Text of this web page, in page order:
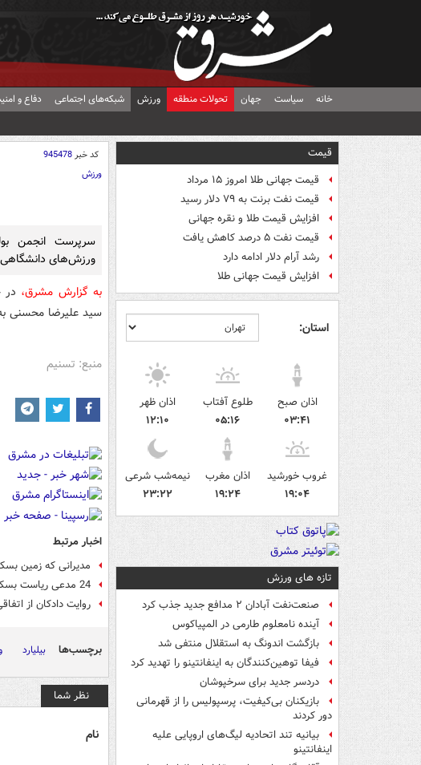
خانه سیاست جهان تحولات منطقه ورزش شبکه‌های اجتماعی دفاع و
قیمت
قیمت جهانی طلا امروز ۱۵ مرداد
قیمت نفت برنت به ۷۹ دلار رسید
افزایش قیمت طلا و نقره جهانی
قیمت نفت ۵ درصد کاهش یافت
رشد آرام دلار ادامه دارد
افزایش قیمت جهانی طلا
استان:
اذان صبح
۰۳:۴۱
طلوع آفتاب
۰۵:۱۶
اذان ظهر
۱۲:۱۰
غروب خورشید
۱۹:۰۴
اذان مغرب
۱۹:۲۴
نیمه‌شب شرعی
۲۳:۲۲
تازه های ورزش
صنعت‌نفت آبادان ۲ مدافع جدید جذب کرد
آینده نامعلوم طارمی در المپیاکوس
بازگشت اندونگ به استقلال منتفی شد
فیفا توهین‌کنندگان به اینفانتینو را تهدید کرد
دردسر جدید برای سرخپوشان
بازیکنان بی‌کیفیت، پرسپولیس را از قهرمانی
دور کردند
بیانیه تند اتحادیه لیگ‌های اروپایی علیه
اینفانتینو
کد خبر945478
ورزش
سرپرست انجمن
ورزش‌های
به گزارش مشرق،
سید علیرضا محسنی
منبع: تسنیم
اخبار مرتبط
مدیرانی که زمین
24 مدعی ریاست بسکتبال را بشناسید
روایت دادکان از
برچسب‌ها بیلیارد
نظر شما
نام